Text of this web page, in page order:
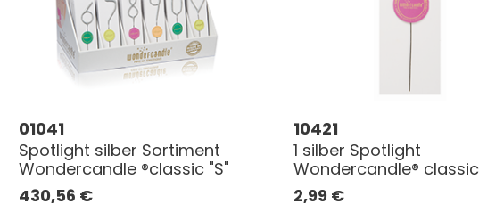
01041
Spotlight silber Sortiment
Wondercandle ®classic "S"
430,56 €
10421
1 silber Spotlight
Wondercandle® classic
2,99 €